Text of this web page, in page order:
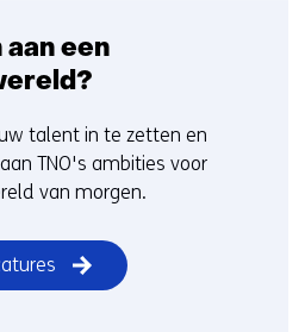
een
talent in te zetten en
TNO's ambities voor
van morgen.